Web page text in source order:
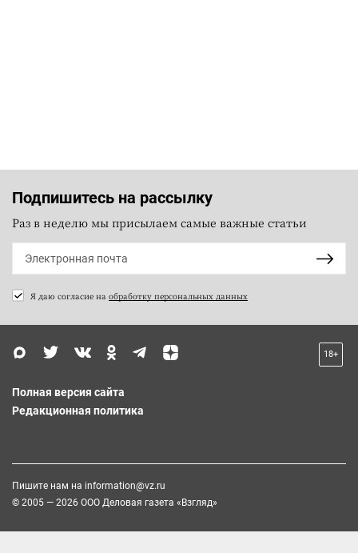
Подпишитесь на рассылку
Раз в неделю мы присылаем самые важные статьи
Я даю согласие на обработку персональных данных
18+
Полная версия сайта
Редакционная политика
Пишите нам на information@vz.ru
© 2005 — 2026 ООО Деловая газета «Взгляд»